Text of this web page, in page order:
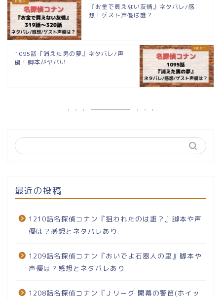
『お金で買えない友情』ネタバレ/感
想！ゲスト声優は誰？
1095話『消えた男の夢』ネタバレ/声
優！脚本がヤバい
最近の投稿
1210話名探偵コナン『狙われたのは誰？』脚本や声
優は？感想とネタバレあり
1209話名探偵コナン『おいでよ石器人の里』脚本や
声優は？感想とネタバレあり
1208話名探偵コナン『Ｊリーグ 開幕の警笛(ホイッ